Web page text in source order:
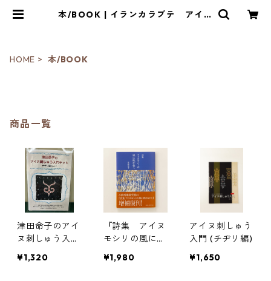
本/BOOK | イランカラプテ アイヌ
HOME 本/BOOK
商品一覧
津田命子のアイ
ヌ刺しゅう入門
編Vol.1）
¥1,320
『詩集 アイヌ
モシリの風に吹
¥1,980
アイヌ刺しゅう
入門 (チヂリ編)
¥1,650